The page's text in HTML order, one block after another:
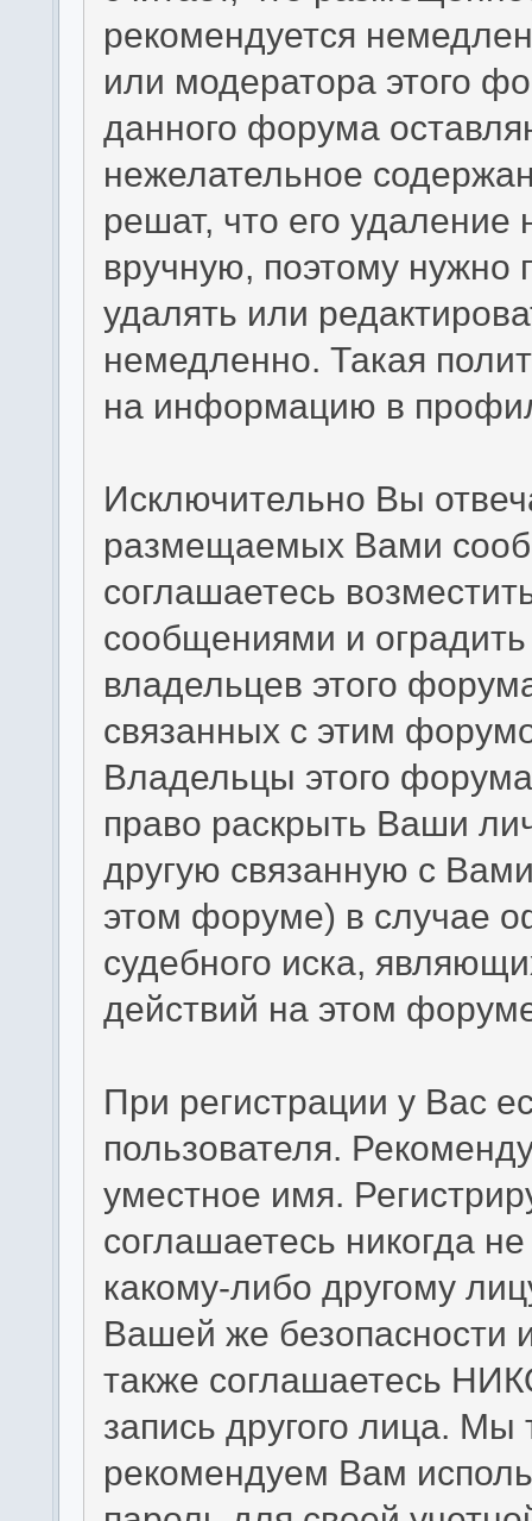
рекомендуется
или модератора этого
данного форума
нежелательное
решат, что его
вручную, поэтому нужно
удалять или
немедленно. Такая
на информацию в
Исключительно Вы
размещаемых Вами
соглашаетесь
сообщениями и оградить
владельцев этого
связанных с этим
Владельцы этого
право раскрыть Ваши
другую связанную с
этом форуме) в случае
судебного иска,
действий на этом
При регистрации у Вас
пользователя.
уместное имя.
соглашаетесь никогда
какому-либо другому
Вашей же безопасности
также соглашаетесь
запись другого лица.
рекомендуем Вам